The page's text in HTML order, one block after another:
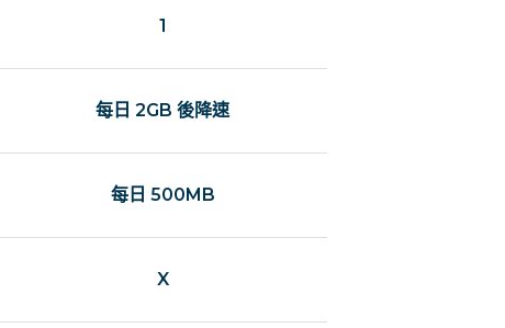
1
每日 2GB 後降速
每日 500MB
X